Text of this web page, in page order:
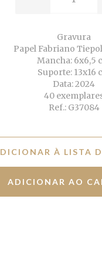
Gravura
Papel Fabriano
Mancha: 6x6,5
Suporte: 13x16
Data: 2024
40
Ref.: G37084
À LISTA